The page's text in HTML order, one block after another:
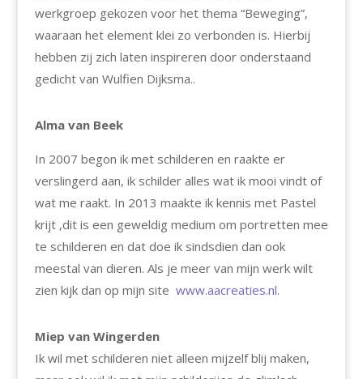
werkgroep gekozen voor het thema “Beweging”,
waaraan het element klei zo verbonden is. Hierbij
hebben zij zich laten inspireren door onderstaand
gedicht van Wulfien Dijksma..
Alma van Beek
In 2007 begon ik met schilderen en raakte er
verslingerd aan, ik schilder alles wat ik mooi vindt of
wat me raakt. In 2013 maakte ik kennis met Pastel
krijt ,dit is een geweldig medium om portretten mee
te schilderen en dat doe ik sindsdien dan ook
meestal van dieren. Als je meer van mijn werk wilt
zien kijk dan op mijn site www.aacreaties.nl.
Miep van Wingerden
Ik wil met schilderen niet alleen mijzelf blij maken,